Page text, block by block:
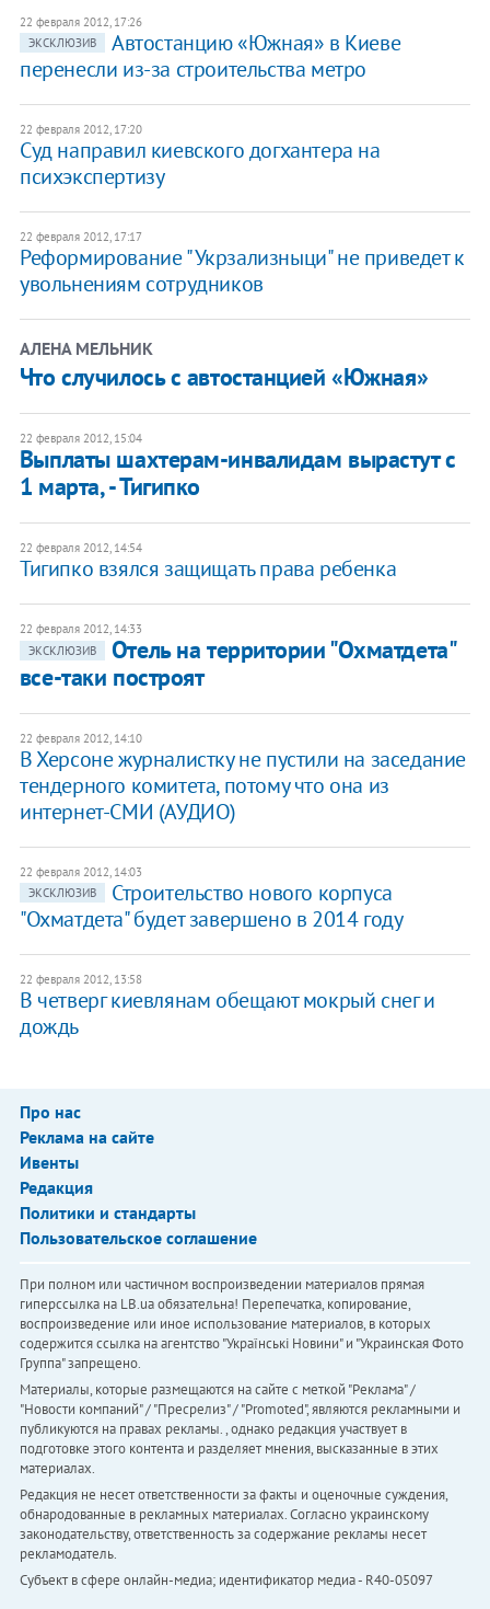
22 февраля 2012, 17:26
ЭКСКЛЮЗИВ
Автостанцию «Южная» в Киеве
перенесли из-за строительства метро
22 февраля 2012, 17:20
Суд направил киевского догхантера на
психэкспертизу
22 февраля 2012, 17:17
Реформирование "Укрзализныци" не приведет к
увольнениям сотрудников
АЛЕНА МЕЛЬНИК
Что случилось с автостанцией «Южная»
22 февраля 2012, 15:04
Выплаты шахтерам-инвалидам вырастут с
1 марта, - Тигипко
22 февраля 2012, 14:54
Тигипко взялся защищать права ребенка
22 февраля 2012, 14:33
ЭКСКЛЮЗИВ
Отель на территории "Охматдета"
все-таки построят
22 февраля 2012, 14:10
В Херсоне журналистку не пустили на заседание
тендерного комитета, потому что она из
интернет-СМИ (АУДИО)
22 февраля 2012, 14:03
ЭКСКЛЮЗИВ
Строительство нового корпуса
"Охматдета" будет завершено в 2014 году
22 февраля 2012, 13:58
​В четверг киевлянам обещают мокрый снег и
дождь
Про нас
Реклама на сайте
Ивенты
Редакция
Политики и стандарты
Пользовательское соглашение
При полном или частичном воспроизведении материалов прямая
гиперссылка на LB.ua обязательна! Перепечатка, копирование,
воспроизведение или иное использование материалов, в которых
содержится ссылка на агентство "Українськi Новини" и "Украинская Фото
Группа" запрещено.
Материалы, которые размещаются на сайте с меткой "Реклама" /
"Новости компаний" / "Пресрелиз" / "Promoted", являются рекламными и
публикуются на правах рекламы. , однако редакция участвует в
подготовке этого контента и разделяет мнения, высказанные в этих
материалах.
Редакция не несет ответственности за факты и оценочные суждения,
обнародованные в рекламных материалах. Согласно украинскому
законодательству, ответственность за содержание рекламы несет
рекламодатель.
Субъект в сфере онлайн-медиа; идентификатор медиа - R40-05097